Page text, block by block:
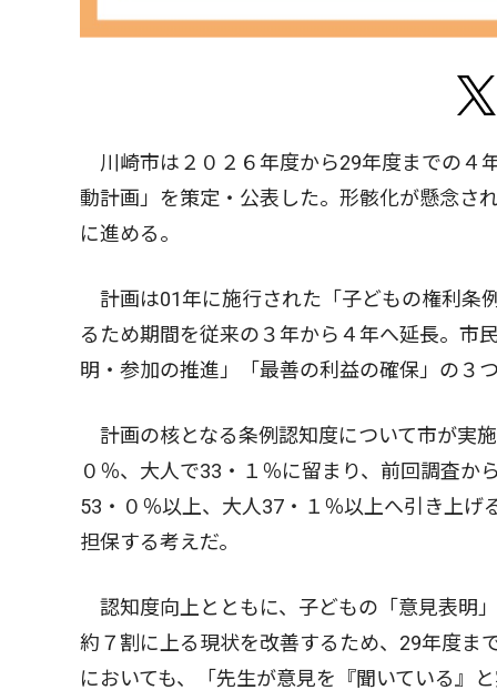
川崎市は２０２６年度から29年度までの４
動計画」を策定・公表した。形骸化が懸念さ
に進める。
計画は01年に施行された「子どもの権利条
るため期間を従来の３年から４年へ延長。市
明・参加の推進」「最善の利益の確保」の３
計画の核となる条例認知度について市が実
０％、大人で33・１％に留まり、前回調査
53・０％以上、大人37・１％以上へ引き上
担保する考えだ。
認知度向上とともに、子どもの「意見表明
約７割に上る現状を改善するため、29年度ま
においても、「先生が意見を『聞いている』